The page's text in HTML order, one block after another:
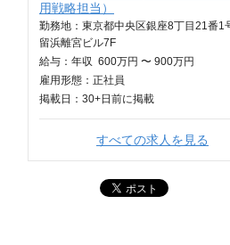
用戦略担当）
勤務地：東京都中央区銀座8丁目21番
留浜離宮ビル7F
給与： 年収 600万円 〜 900万円
雇用形態：正社員
掲載日： 30+日 前に掲載
すべての求人を見る